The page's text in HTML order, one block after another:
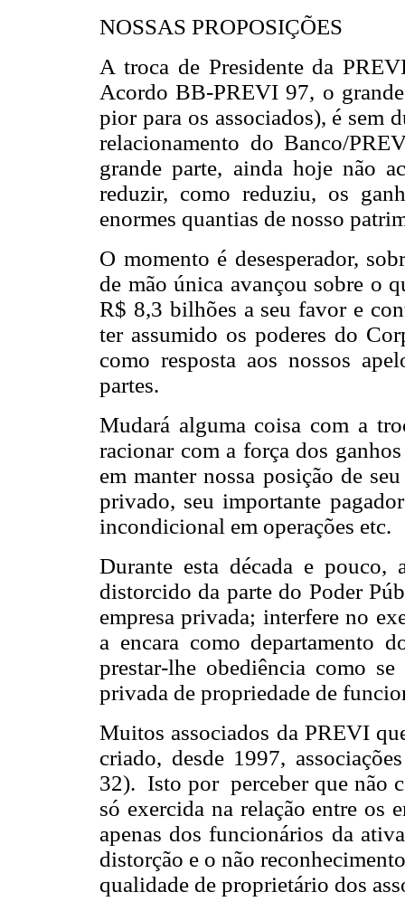
NOSSAS PROPOSIÇÕES
A troca de Presidente da
Acordo BB-PREVI 97, o
pior para os associados), é sem
relacionamento do Banco/
grande parte, ainda hoje não
reduzir, como reduziu, os
enormes quantias de nosso
O momento é desesperador,
de mão única avançou sobre o
R$ 8,3 bilhões a seu favor e
ter assumido os poderes do
como resposta aos nossos
partes.
Mudará alguma coisa com a
racionar com a força dos
em manter nossa posição de
privado, seu importante
incondicional em operações etc.
Durante esta década e
distorcido da parte do Poder
empresa privada; interfere no
a encara como departamento
prestar-lhe obediência como
privada de propriedade de
Muitos associados da PREVI
criado, desde 1997,
32). Isto por perceber que não
só exercida na relação entre os
apenas dos funcionários da
distorção e o não
qualidade de proprietário dos